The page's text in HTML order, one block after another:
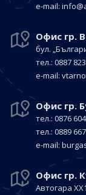
е-mail:
Офис гр.
бул.
тел.: 0887
е-mail:
Офис гр.
тел.: 0876
тел.: 0889
е-mail:
Офис гр.
Автогара